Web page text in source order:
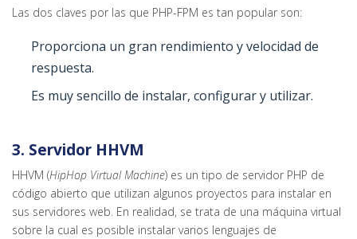
Las dos claves por las que PHP-FPM es tan popular son:
Proporciona un gran rendimiento y velocidad de
respuesta.
Es muy sencillo de instalar, configurar y utilizar.
3. Servidor HHVM
HHVM (HipHop Virtual Machine) es un tipo de servidor PHP de
código abierto que utilizan algunos proyectos para instalar en
sus servidores web. En realidad, se trata de una máquina virtual
sobre la cual es posible instalar varios lenguajes de